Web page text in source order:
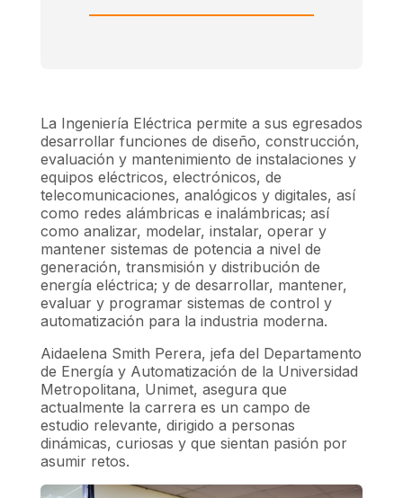
La Ingeniería Eléctrica permite a sus egresados
desarrollar funciones de diseño, construcción,
evaluación y mantenimiento de instalaciones y
equipos eléctricos, electrónicos, de
telecomunicaciones, analógicos y digitales, así
como redes alámbricas e inalámbricas; así
como analizar, modelar, instalar, operar y
mantener sistemas de potencia a nivel de
generación, transmisión y distribución de
energía eléctrica; y de desarrollar, mantener,
evaluar y programar sistemas de control y
automatización para la industria moderna.
Aidaelena Smith Perera, jefa del Departamento
de Energía y Automatización de la Universidad
Metropolitana, Unimet, asegura que
actualmente la carrera es un campo de
estudio relevante, dirigido a personas
dinámicas, curiosas y que sientan pasión por
asumir retos.